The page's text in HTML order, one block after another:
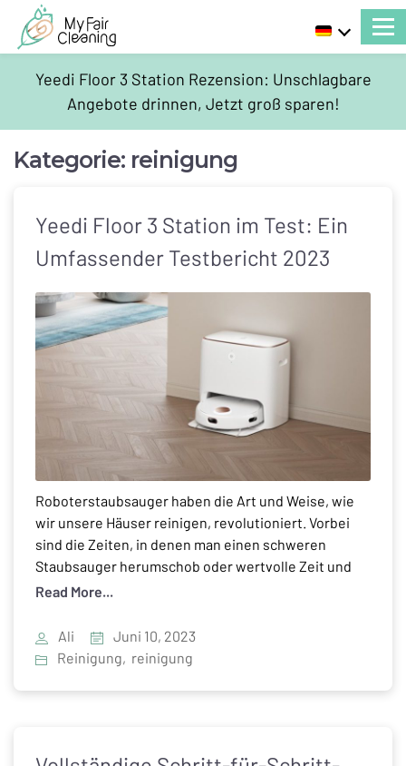
Yeedi Floor 3 Station Rezension: Unschlagbare
Angebote drinnen, Jetzt groß sparen!
Kategorie: reinigung
Yeedi Floor 3 Station im Test: Ein
Umfassender Testbericht 2023
Roboterstaubsauger haben die Art und Weise, wie
wir unsere Häuser reinigen, revolutioniert. Vorbei
sind die Zeiten, in denen man einen schweren
Staubsauger herumschob oder wertvolle Zeit und
Energie für die manuelle Bodenreinigung
Reinigungsprozess automatisiert und ermöglichen
es Hausbesitzern, sich auf andere Aufgaben zu
gereinigt […]
Read More...
Ali
Juni 10, 2023
Reinigung, reinigung